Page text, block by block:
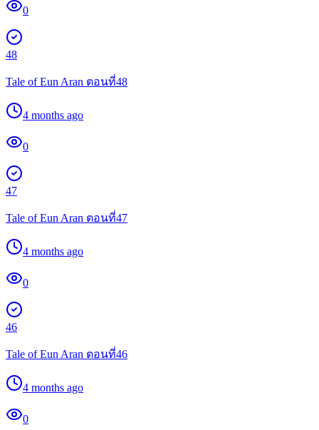
0
48
Tale of Eun Aran ตอนที่48
4 months ago
0
47
Tale of Eun Aran ตอนที่47
4 months ago
0
46
Tale of Eun Aran ตอนที่46
4 months ago
0